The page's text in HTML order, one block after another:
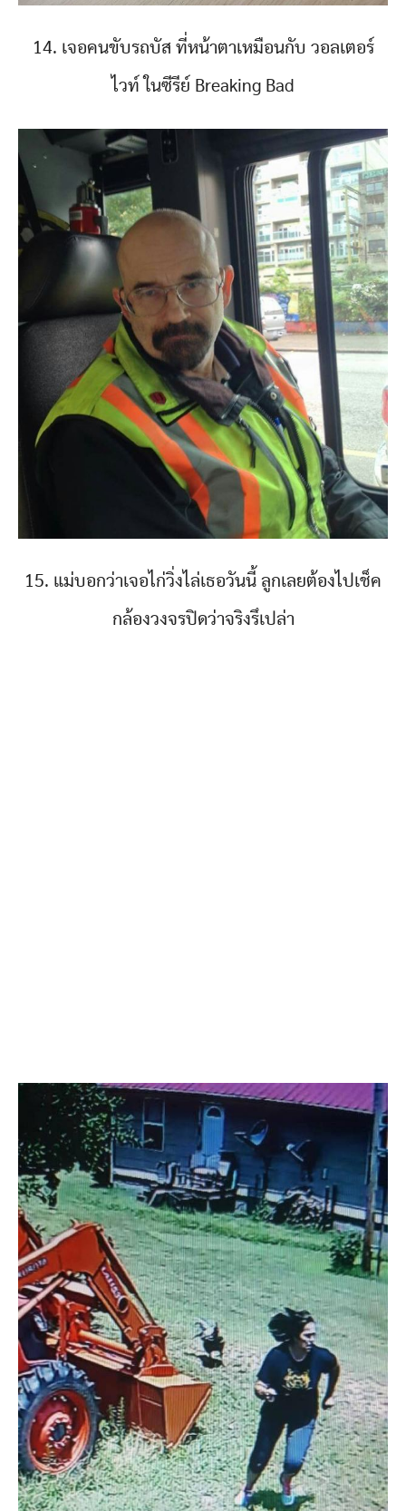
14. เจอคนขับรถบัส ที่หน้าตาเหมือนกับ วอลเตอร์
ไวท์ ในซีรีย์ Breaking Bad
15. แม่บอกว่าเจอไก่วิ่งไล่เธอวันนี้ ลูกเลยต้องไปเช็ค
กล้องวงจรปิดว่าจริงรึเปล่า